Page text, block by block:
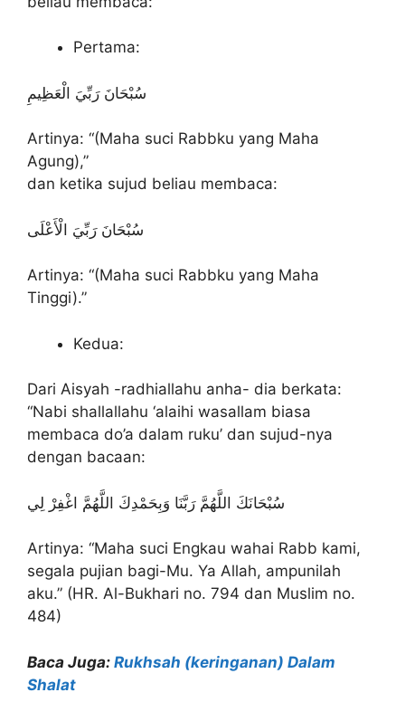
Pertama:
سُبْحَانَ رَبِّيَ الْعَظِيمِ
Artinya: “(Maha suci Rabbku yang Maha
Agung),”
dan ketika sujud beliau membaca:
سُبْحَانَ رَبِّيَ الْأَعْلَى
Artinya: “(Maha suci Rabbku yang Maha
Tinggi).”
Kedua:
Dari Aisyah -radhiallahu anha- dia berkata:
“Nabi shallallahu ‘alaihi wasallam biasa
membaca do’a dalam ruku’ dan sujud-nya
dengan bacaan:
سُبْحَانَكَ اللَّهُمَّ رَبَّنَا وَبِحَمْدِكَ اللَّهُمَّ اغْفِرْ لِي
Artinya: “Maha suci Engkau wahai Rabb kami,
segala pujian bagi-Mu. Ya Allah, ampunilah
aku.” (HR. Al-Bukhari no. 794 dan Muslim no.
484)
Baca Juga: Rukhsah (keringanan) Dalam
Shalat